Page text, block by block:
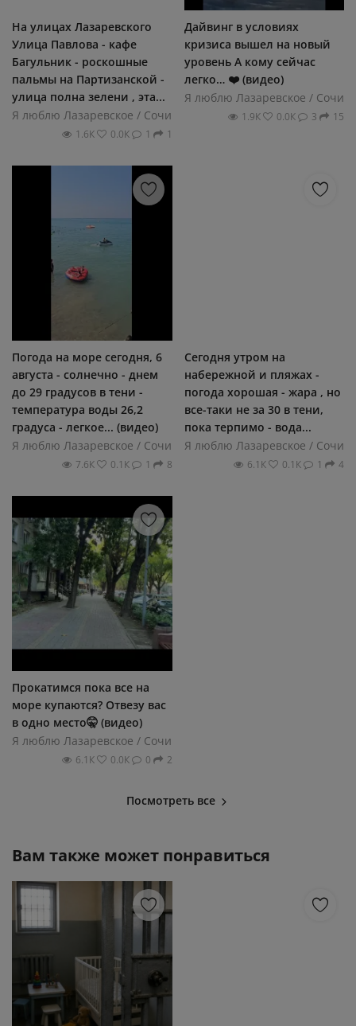
На улицах Лазаревского
Улица Павлова - кафе
Багульник - роскошные
пальмы на Партизанской -
улица полна зелени , эта...
Я люблю Лазаревское / Сочи
1.6К 0.0К 1 1
Дайвинг в условиях
кризиса вышел на новый
уровень А кому сейчас
легко… ❤️ (видео)
Я люблю Лазаревское / Сочи
1.9К 0.0К 3 15
Погода на море сегодня, 6
августа - солнечно - днем
до 29 градусов в тени -
температура воды 26,2
градуса - легкое... (видео)
Я люблю Лазаревское / Сочи
7.6К 0.1К 1 8
Сегодня утром на
набережной и пляжах -
погода хорошая - жара , но
все-таки не за 30 в тени,
пока терпимо - вода...
Я люблю Лазаревское / Сочи
6.1К 0.1К 1 4
Прокатимся пока все на
море купаются? Отвезу вас
в одно место🤫 (видео)
Я люблю Лазаревское / Сочи
6.1К 0.0К 0 2
Посмотреть все
Вам также может понравиться